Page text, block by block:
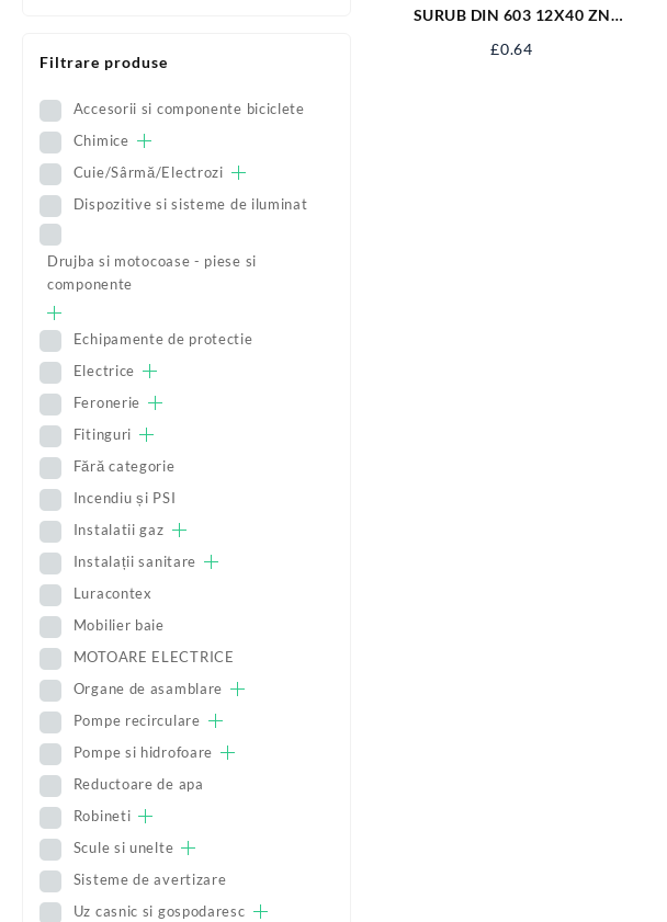
Filtrare produse
Accesorii si componente biciclete
Chimice
Cuie/Sârmă/Electrozi
Dispozitive si sisteme de iluminat
Drujba si motocoase - piese si
componente
Echipamente de protectie
Electrice
Feronerie
Fitinguri
Fără categorie
Incendiu și PSI
Instalatii gaz
Instalații sanitare
Luracontex
Mobilier baie
MOTOARE ELECTRICE
Organe de asamblare
Pompe recirculare
Pompe si hidrofoare
Reductoare de apa
Robineti
Scule si unelte
Sisteme de avertizare
Uz casnic si gospodaresc
SURUB DIN 603 12X40 ZN
£0.64